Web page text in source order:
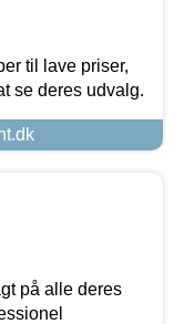
til lave priser,
se deres udvalg.
på alle deres